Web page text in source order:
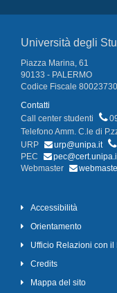
Università degli
Piazza Marina, 61
90133 - PALERMO
Codice Fiscale
Contatti
Call center studenti
Telefono Amm. C.le di
URP
urp@unipa.it
PEC
Webmaster
Accessibilità
Orientamento
Ufficio Relazioni con il
Credits
Mappa del sito